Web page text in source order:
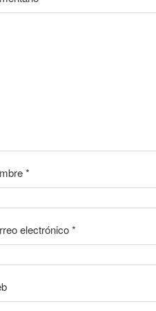
*
electrónico*